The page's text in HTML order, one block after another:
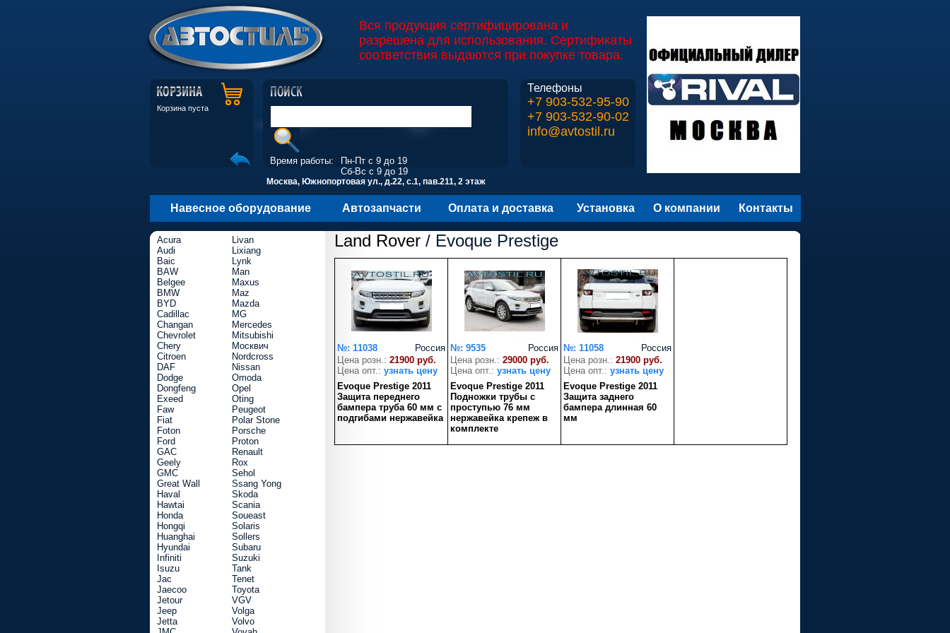
Вся продукция сертифицирована и
разрешена для использования. Сертификаты
соответствия выдаются при покупке товара.
Корзина пуста
Телефоны
+7 903-532-95-90
+7 903-532-90-02
info@avtostil.ru
Время работы:
Пн-Пт с 9 до 19
Сб-Вс с 9 до 19
Москва, Южнопортовая ул., д.22, с.1, пав.211, 2 этаж
Навесное оборудование Автозапчасти Оплата и доставка Установка О компании Контакты
Land Rover / Evoque Prestige
Россия
№: 11038
Цена розн.: 21900 руб.
Цена опт.: узнать цену
Evoque Prestige 2011
Защита переднего
бампера труба 60 мм с
подгибами нержавейка
Россия
№: 9535
Цена розн.: 29000 руб.
Цена опт.: узнать цену
Evoque Prestige 2011
Подножки трубы с
проступью 76 мм
нержавейка крепеж в
комплекте
Россия
№: 11058
Цена розн.: 21900 руб.
Цена опт.: узнать цену
Evoque Prestige 2011
Защита заднего
бампера длинная 60
мм
Acura
Audi
Baic
BAW
Belgee
BMW
BYD
Cadillac
Changan
Chevrolet
Chery
Citroen
DAF
Dodge
Dongfeng
Exeed
Faw
Fiat
Foton
Ford
GAC
Geely
GMC
Great Wall
Haval
Hawtai
Honda
Hongqi
Huanghai
Hyundai
Infiniti
Isuzu
Jac
Jaecoo
Jetour
Jeep
Jetta
Livan
Lixiang
Lynk
Man
Maxus
Maz
Mazda
MG
Mercedes
Mitsubishi
Москвич
Nordcross
Nissan
Omoda
Opel
Oting
Peugeot
Polar Stone
Porsche
Proton
Renault
Rox
Sehol
Ssang Yong
Skoda
Scania
Soueast
Solaris
Sollers
Subaru
Suzuki
Tank
Tenet
Toyota
VGV
Volga
Volvo